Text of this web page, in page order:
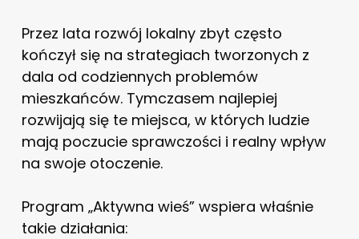
Przez lata rozwój lokalny zbyt często
kończył się na strategiach tworzonych z
dala od codziennych problemów
mieszkańców. Tymczasem najlepiej
rozwijają się te miejsca, w których ludzie
mają poczucie sprawczości i realny wpływ
na swoje otoczenie.
Program „Aktywna wieś” wspiera właśnie
takie działania: